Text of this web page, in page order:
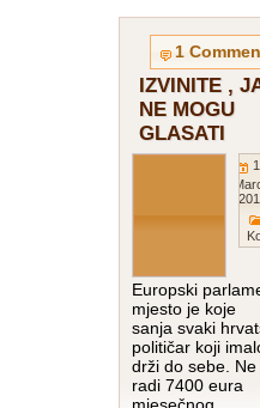
1
IZVINITE ,
NE MOGU
GLASATI
Europski
mjesto je koje
sanja svaki
političar koji
drži do sebe. Ne
radi 7400 eura